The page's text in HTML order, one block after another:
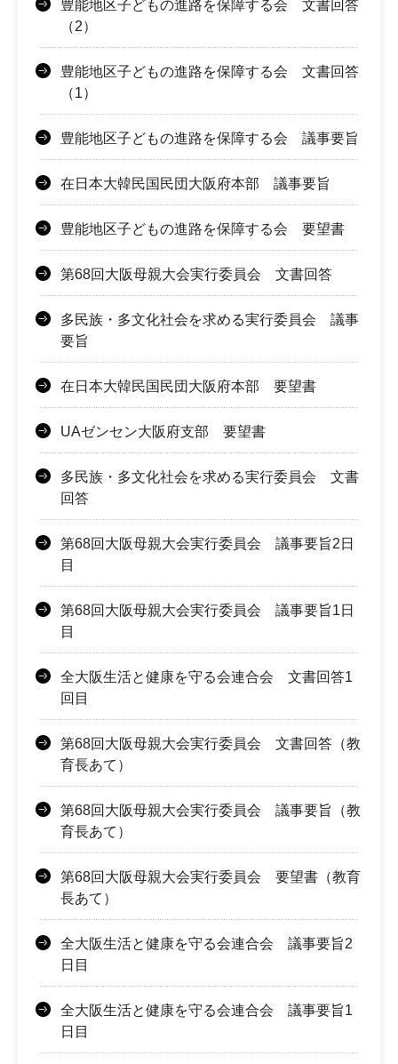
豊能地区子どもの進路を保障する会 文書回答
（2）
豊能地区子どもの進路を保障する会 文書回答
（1）
豊能地区子どもの進路を保障する会 議事要旨
在日本大韓民国民団大阪府本部 議事要旨
豊能地区子どもの進路を保障する会 要望書
第68回大阪母親大会実行委員会 文書回答
多民族・多文化社会を求める実行委員会 議事
要旨
在日本大韓民国民団大阪府本部 要望書
UAゼンセン大阪府支部 要望書
多民族・多文化社会を求める実行委員会 文書
回答
第68回大阪母親大会実行委員会 議事要旨2日
目
第68回大阪母親大会実行委員会 議事要旨1日
目
全大阪生活と健康を守る会連合会 文書回答1
回目
第68回大阪母親大会実行委員会 文書回答（教
育長あて）
第68回大阪母親大会実行委員会 議事要旨（教
育長あて）
第68回大阪母親大会実行委員会 要望書（教育
長あて）
全大阪生活と健康を守る会連合会 議事要旨2
日目
全大阪生活と健康を守る会連合会 議事要旨1
日目